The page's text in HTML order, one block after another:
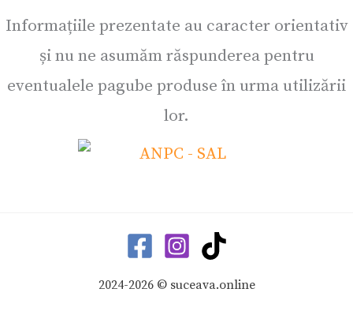
Informațiile prezentate au caracter orientativ
și nu ne asumăm răspunderea pentru
eventualele pagube produse în urma utilizării
lor.
2024-2026 © suceava.online